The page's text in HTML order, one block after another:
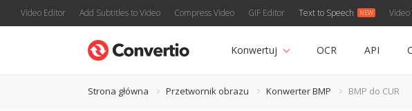
Video Editor Add Subtitles to Video Compress Video GIF Editor Text to Speech
Konwertuj OCR API
Strona główna Przetwornik obrazu Konwerter BMP BMP do CUR